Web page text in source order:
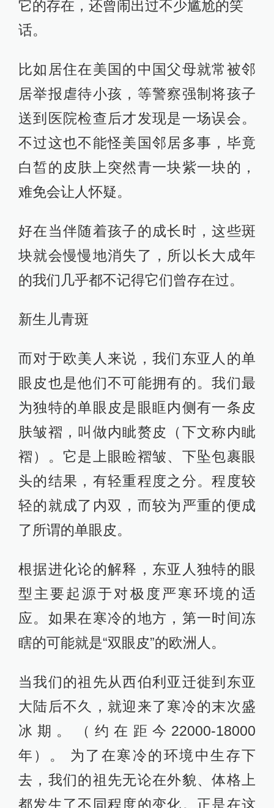
它的存在，还曾闹出过不少尴尬的笑
话。
比如居住在美国的中国父母就常被邻
居举报虐待小孩，等警察强制将孩子
送到医院检查后才发现是一场误会。
不过这也不能怪美国邻居多事，毕竟
白皙的皮肤上突然青一块紫一块的，
难免会让人怀疑。
好在当伴随着孩子的成长时，这些斑
块就会慢慢地消失了，所以长大成年
的我们几乎都不记得它们曾存在过。
新生儿青斑
而对于欧美人来说，我们东亚人的单
眼皮也是他们不可能拥有的。我们最
为独特的单眼皮是眼眶内侧有一条皮
肤皱褶，叫做内眦赘皮（下文称内眦
褶）。它是上眼睑褶皱、下坠包裹眼
头的结果，有轻重程度之分。程度较
轻的就成了内双，而较为严重的便成
了所谓的单眼皮。
根据进化论的解释，东亚人独特的眼
型主要起源于对极度严寒环境的适
应。如果在寒冷的地方，第一时间冻
瞎的可能就是“双眼皮”的欧洲人。
当我们的祖先从西伯利亚迁徙到东亚
大陆后不久，就迎来了寒冷的末次盛
冰期。（约在距今22000-18000
年）。 为了在寒冷的环境中生存下
去，我们的祖先无论在外貌、体格上
都发生了不同程度的变化。正是在这